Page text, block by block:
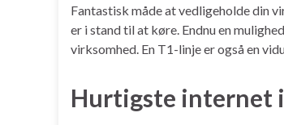
Fantastisk måde at vedligeholde din
er i stand til at køre. Endnu en
virksomhed. En T1-linje er også en
Hurtigste internet